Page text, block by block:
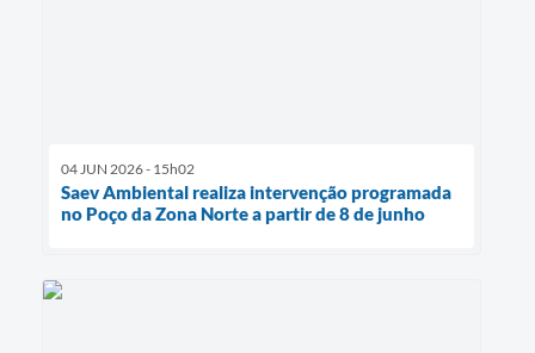
04 JUN 2026 - 15h02
Saev Ambiental realiza intervenção programada
no Poço da Zona Norte a partir de 8 de junho